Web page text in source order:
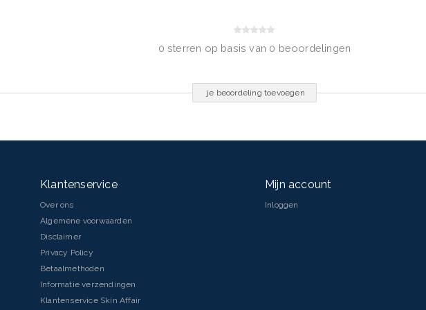
Benzoate, Dibutyl Adipate, Phenylbenzimidazole
PVP, Glycyrrhetinic Acid, Glycyrrhiza Inflata Root
0 sterren op basis van 0 beoordelingen
je beoordeling toevoegen
Klantenservice
Over ons
Algemene voorwaarden
Disclaimer
Privacy Policy
Betaalmethoden
Informatie verzendingen
Klantenservice Skin Affair
Mijn account
Inloggen